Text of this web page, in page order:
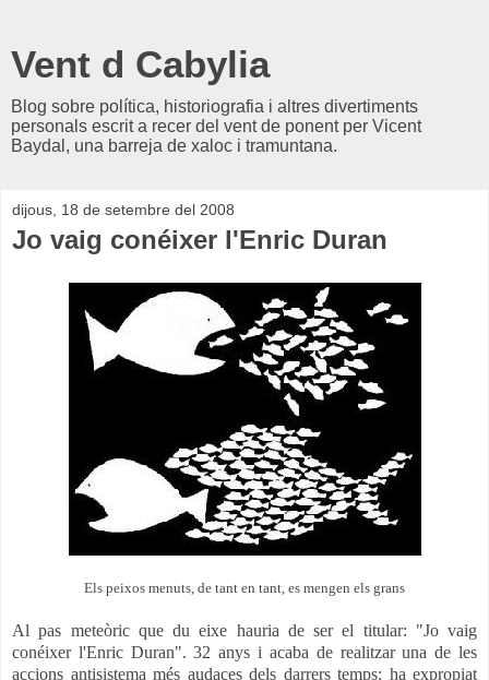
Vent d Cabylia
Blog sobre política, historiografia i altres divertiments
personals escrit a recer del vent de ponent per Vicent
Baydal, una barreja de xaloc i tramuntana.
dijous, 18 de setembre del 2008
Jo vaig conéixer l'Enric Duran
Els peixos menuts, de tant en tant, es mengen els grans
Al pas meteòric que du eixe hauria de ser el titular: "Jo vaig
conéixer l'Enric Duran". 32 anys i acaba de realitzar una de les
accions antisistema més audaces dels darrers temps: ha expropiat